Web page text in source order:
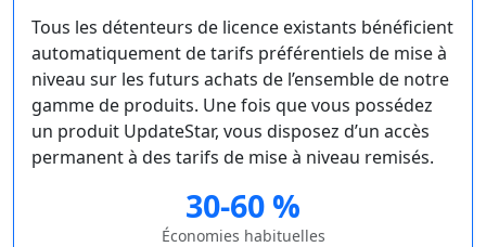
Tous les détenteurs de licence existants bénéficient
automatiquement de tarifs préférentiels de mise à
niveau sur les futurs achats de l’ensemble de notre
gamme de produits. Une fois que vous possédez
un produit UpdateStar, vous disposez d’un accès
permanent à des tarifs de mise à niveau remisés.
30-60 %
Économies habituelles